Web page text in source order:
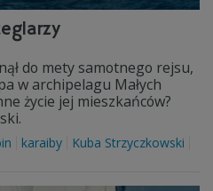
do mety samotnego rejsu,
w archipelagu Małych
życie jej mieszkańców?
karaiby
Kuba Strzyczkowski